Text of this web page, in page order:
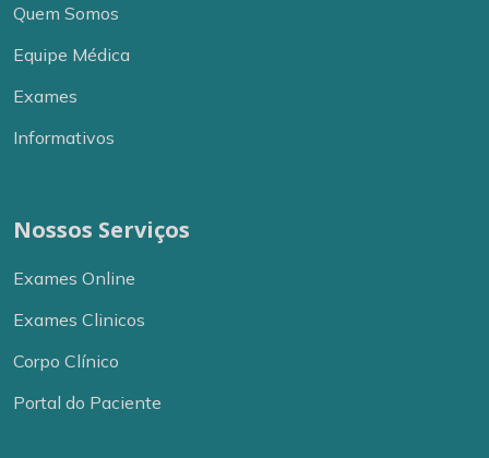
Quem Somos
Equipe Médica
Exames
Informativos
Nossos Serviços
Exames Online
Exames Clinicos
Corpo Clínico
Portal do Paciente